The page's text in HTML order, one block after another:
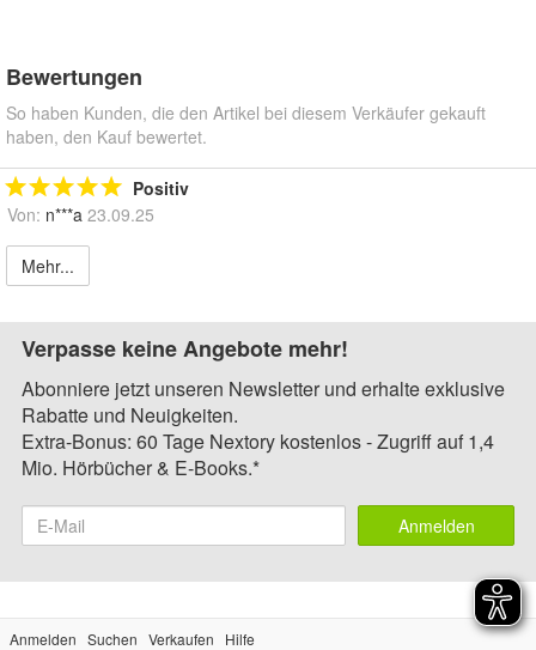
Bewertungen
So haben Kunden, die den Artikel bei diesem Verkäufer gekauft
haben, den Kauf bewertet.
Positiv
Von: n***a 23.09.25
Mehr...
Verpasse keine Angebote mehr!
Abonniere jetzt unseren Newsletter und erhalte exklusive
Rabatte und Neuigkeiten.
Extra-Bonus: 60 Tage Nextory kostenlos - Zugriff auf 1,4
Mio. Hörbücher & E-Books.*
Anmelden
Anmelden Suchen Verkaufen
Hilfe